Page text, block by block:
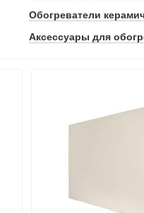
Обогреватели
Аксессуары для